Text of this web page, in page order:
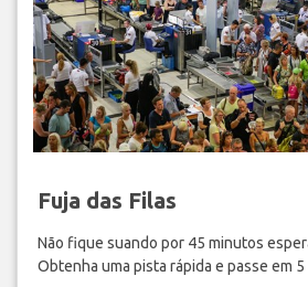
Fuja das Filas
Não fique suando por 45 minutos
Obtenha uma pista rápida e passe em